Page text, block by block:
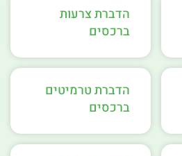
הדברת צרעות
ברכסים
הדברת טרמיטים
ברכסים